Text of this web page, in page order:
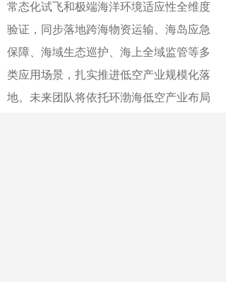
常态化试飞和极端海洋环境适应性全维度
验证，同步落地跨海物资运输、海岛应急
保障、海域生态巡护、海上全域监管等多
类应用场景，扎实推进低空产业规模化落
地。未来团队将依托环渤海低空产业布局